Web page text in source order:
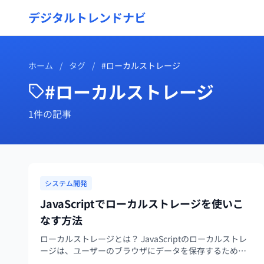
デジタルトレンドナビ
ホーム / タグ / #ローカルストレージ
#ローカルストレージ
1件の記事
システム開発
JavaScriptでローカルストレージを使いこ
なす方法
ローカルストレージとは？ JavaScriptのローカルストレ
ージは、ユーザーのブラウザにデータを保存するための